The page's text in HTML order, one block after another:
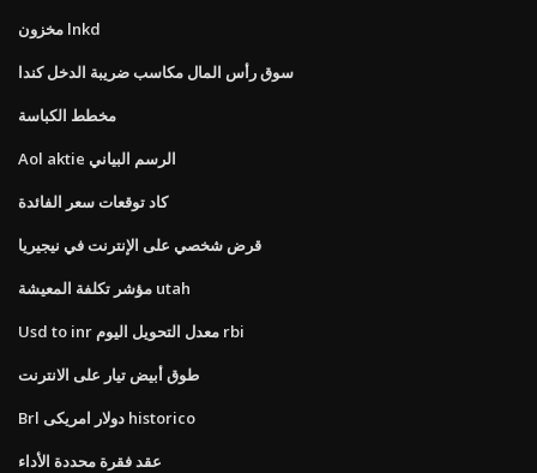
مخزون lnkd
سوق رأس المال مكاسب ضريبة الدخل كندا
مخطط الكباسة
Aol aktie الرسم البياني
كاد توقعات سعر الفائدة
قرض شخصي على الإنترنت في نيجيريا
مؤشر تكلفة المعيشة utah
Usd to inr معدل التحويل اليوم rbi
طوق أبيض تيار على الانترنت
Brl دولار امريكى historico
عقد فقرة محددة الأداء